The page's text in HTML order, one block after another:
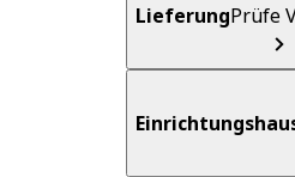
LieferungPrüfe